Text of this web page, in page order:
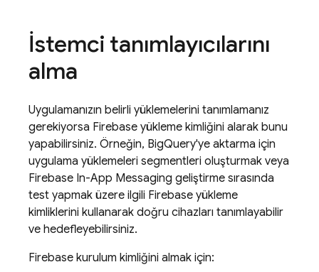
İstemci tanımlayıcılarını
alma
Uygulamanızın belirli yüklemelerini tanımlamanız
gerekiyorsa Firebase yükleme kimliğini alarak bunu
yapabilirsiniz. Örneğin, BigQuery'ye aktarma için
uygulama yüklemeleri segmentleri oluşturmak veya
Firebase In-App Messaging geliştirme sırasında
test yapmak üzere ilgili Firebase yükleme
kimliklerini kullanarak doğru cihazları tanımlayabilir
ve hedefleyebilirsiniz.
Firebase kurulum kimliğini almak için: